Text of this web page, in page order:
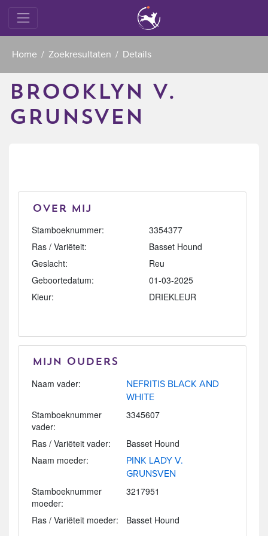
Home Zoekresultaten Details
BROOKLYN V.
GRUNSVEN
Over mij
Stamboeknummer:
3354377
Ras / Variëteit:
Basset Hound
Geslacht:
Reu
Geboortedatum:
01-03-2025
Kleur:
DRIEKLEUR
Mijn Ouders
Naam vader:
NEFRITIS BLACK AND
WHITE
Stamboeknummer
vader:
3345607
Ras / Variëteit vader:
Basset Hound
Naam moeder:
PINK LADY V.
GRUNSVEN
Stamboeknummer
moeder:
3217951
Ras / Variëteit moeder: Basset Hound